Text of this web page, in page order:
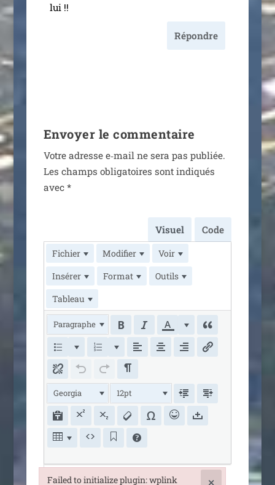
lui !!
Répondre
Envoyer le commentaire
Votre adresse e‑mail ne sera pas publiée.
Les champs obli­ga­toires sont indi­qués
avec *
Visuel Code
Fichier Modifier
Voir
Insérer
Format
Outils
Tableau
Paragraphe
Georgia 12pt
Failed to initialize plugin: wplink